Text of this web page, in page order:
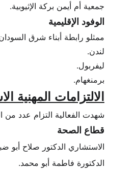
جمعية أم أيمن بركة الإثيوبية.
الوفود الإقليمية
ممثلو رابطة أبناء شرق
لندن.
ليفربول.
برمنغهام.
الالتزامات المهنية
شهدت الفعالية التزام عدد من
قطاع الصحة
الاستشاري الدكتور صلاح أبو
الدكتورة فاطمة أبو محمد.